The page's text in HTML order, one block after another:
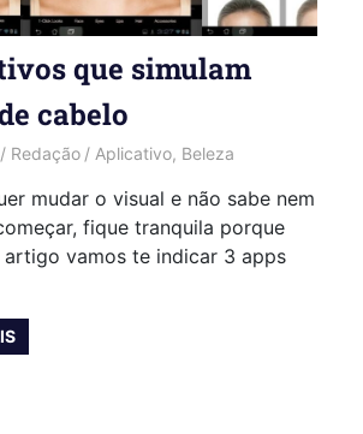
que simulam
cabelo
Redação Aplicativo, Beleza
mudar o visual e não sabe nem
fique tranquila porque
artigo vamos te indicar 3 apps